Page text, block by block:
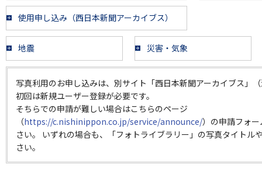
使用申し込み（西日本新聞アーカイブス）
地震 災害・気象
写真利用のお申し込みは、別サイト「西日本新聞アーカイブス」
初回は新規ユーザー登録が必要です。
そちらでの申請が難しい場合はこちらのページ
（https://c.nishinippon.co.jp/service/announce/）の申請フォ
さい。 いずれの場合も、「フォトライブラリー」の写真タイトル
さい。